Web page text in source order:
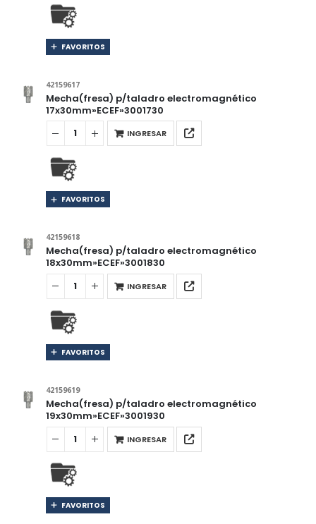
FAVORITOS
42159617
Mecha(fresa) p/taladro electromagnético
17x30mm»ECEF»3001730
INGRESAR
FAVORITOS
42159618
Mecha(fresa) p/taladro electromagnético
18x30mm»ECEF»3001830
INGRESAR
FAVORITOS
42159619
Mecha(fresa) p/taladro electromagnético
19x30mm»ECEF»3001930
INGRESAR
FAVORITOS